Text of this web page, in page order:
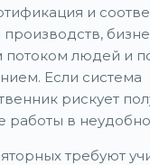
и
потоком людей и
Если система
рискует
в
требуют